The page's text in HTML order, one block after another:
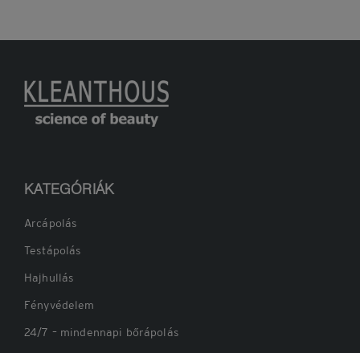
KATEGÓRIÁK
Arcápolás
Testápolás
Hajhullás
Fényvédelem
24/7 – mindennapi bőrápolás